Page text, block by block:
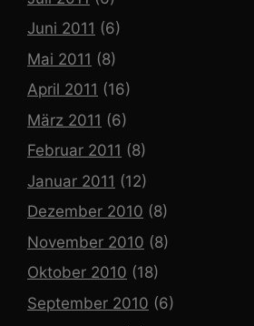
Juni 2011 (6)
Mai 2011 (8)
April 2011 (16)
März 2011 (6)
Februar 2011 (8)
Januar 2011 (12)
Dezember 2010 (8)
November 2010 (8)
Oktober 2010 (18)
September 2010 (6)